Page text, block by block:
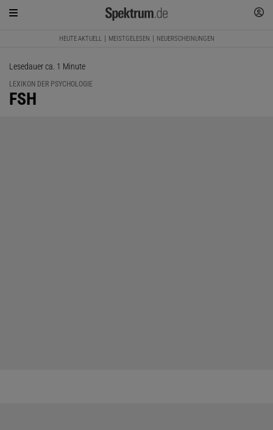
HEUTE AKTUELL MEISTGELESEN NEUERSCHEINUNGEN
Lesedauer ca. 1 Minute
LEXIKON DER PSYCHOLOGIE
:
FSH